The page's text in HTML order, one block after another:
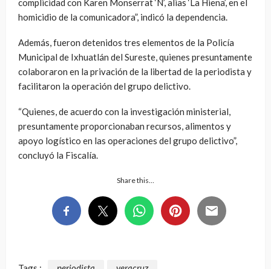
complicidad con Karen Monserrat ‘N’, alias ‘La Hiena’, en el
homicidio de la comunicadora”, indicó la dependencia.
Además, fueron detenidos tres elementos de la Policía
Municipal de Ixhuatlán del Sureste, quienes presuntamente
colaboraron en la privación de la libertad de la periodista y
facilitaron la operación del grupo delictivo.
“Quienes, de acuerdo con la investigación ministerial,
presuntamente proporcionaban recursos, alimentos y
apoyo logístico en las operaciones del grupo delictivo”,
concluyó la Fiscalía.
Share this…